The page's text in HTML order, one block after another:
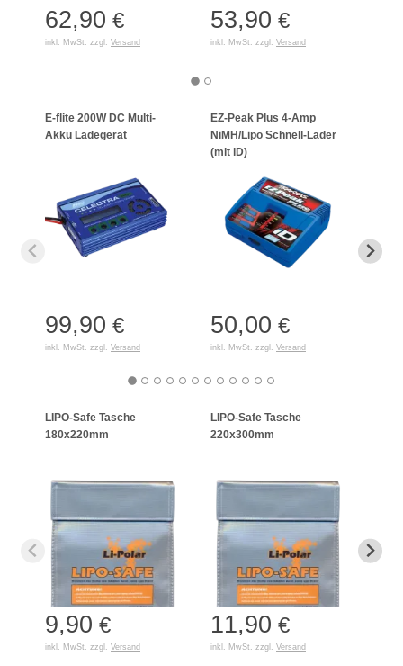
62,90 €
inkl. MwSt. zzgl. Versand
53,90 €
inkl. MwSt. zzgl. Versand
E-flite 200W DC Multi-
Akku Ladegerät
99,90 €
inkl. MwSt. zzgl. Versand
EZ-Peak Plus 4-Amp
NiMH/Lipo Schnell-Lader
(mit iD)
50,00 €
inkl. MwSt. zzgl. Versand
LIPO-Safe Tasche
180x220mm
9,90 €
inkl. MwSt. zzgl. Versand
LIPO-Safe Tasche
220x300mm
11,90 €
inkl. MwSt. zzgl. Versand